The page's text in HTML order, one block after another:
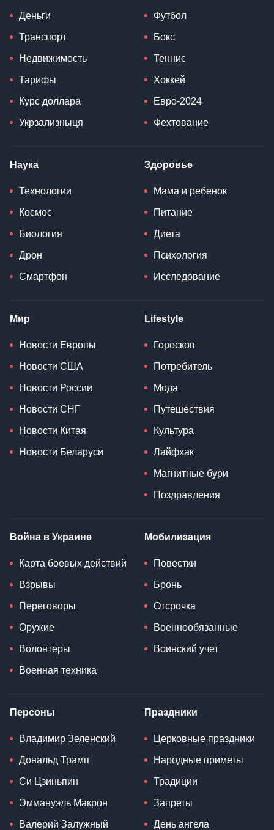
Деньги
Транспорт
Недвижимость
Тарифы
Курс доллара
Укрзализныця
Футбол
Бокс
Теннис
Хоккей
Евро-2024
Фехтование
Наука
Технологии
Космос
Биология
Дрон
Смартфон
Здоровье
Мама и ребенок
Питание
Диета
Психология
Исследование
Мир
Новости Европы
Новости США
Новости России
Новости СНГ
Новости Китая
Новости Беларуси
Lifestyle
Гороскоп
Потребитель
Мода
Путешествия
Культура
Лайфхак
Магнитные бури
Поздравления
Война в Украине
Карта боевых действий
Взрывы
Переговоры
Оружие
Волонтеры
Военная техника
Мобилизация
Повестки
Бронь
Отсрочка
Военнообязанные
Воинский учет
Персоны
Владимир Зеленский
Дональд Трамп
Си Цзиньпин
Эммануэль Макрон
Валерий Залужный
Праздники
Церковные праздники
Народные приметы
Традиции
Запреты
День ангела